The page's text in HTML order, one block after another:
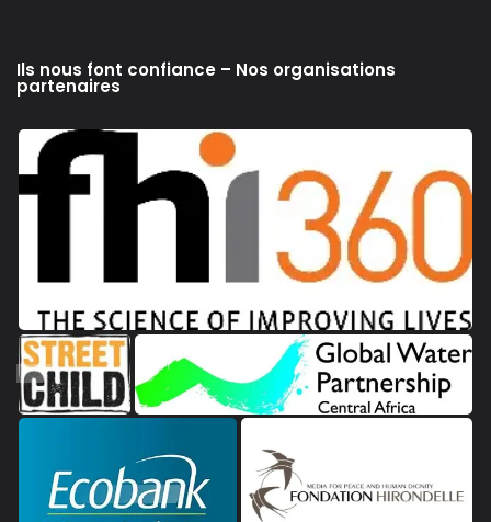
Ils nous font confiance – Nos organisations
partenaires